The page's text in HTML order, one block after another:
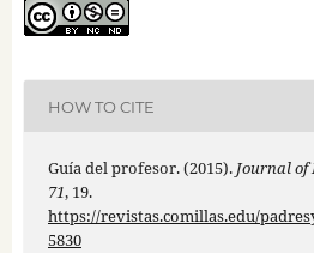
HOW TO CITE
Guía del profesor. (2015). Journal of
71, 19.
https://revistas.comillas.edu/
5830